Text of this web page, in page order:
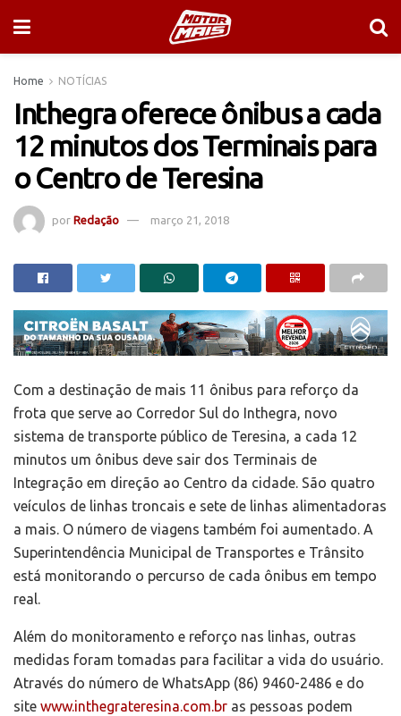
Home NOTÍCIAS
Inthegra oferece ônibus a cada
12 minutos dos Terminais para
o Centro de Teresina
por Redação março 21, 2018
Com a destinação de mais 11 ônibus para reforço da
frota que serve ao Corredor Sul do Inthegra, novo
sistema de transporte público de Teresina, a cada 12
minutos um ônibus deve sair dos Terminais de
Integração em direção ao Centro da cidade. São quatro
veículos de linhas troncais e sete de linhas alimentadoras
a mais. O número de viagens também foi aumentado. A
Superintendência Municipal de Transportes e Trânsito
está monitorando o percurso de cada ônibus em tempo
real.
Além do monitoramento e reforço nas linhas, outras
medidas foram tomadas para facilitar a vida do usuário.
Através do número de WhatsApp (86) 9460-2486 e do
site www.inthegrateresina.com.br as pessoas podem